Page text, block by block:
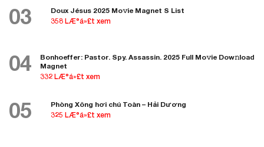
03
Doux Jésus 2025 Mo𝚟ie Magnet S List
358 LÆ°á»£t xem
04
Bonhoeffer: Pastor. Spy. Assassin. 2025 Full Mo𝚟ie Dow𝚗load
Magnet
332 LÆ°á»£t xem
05
Phòng Xông hơi chú Toàn – Hải Dương
325 LÆ°á»£t xem